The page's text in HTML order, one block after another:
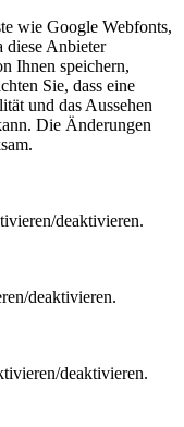
wie Google Webfonts,
diese Anbieter
Ihnen speichern,
Sie, dass eine
und das Aussehen
Die Änderungen
deaktivieren.
deaktivieren.
deaktivieren.